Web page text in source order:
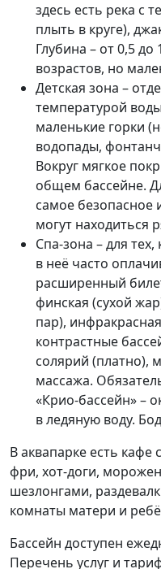
здесь есть река с
плыть в круге),
Глубина – от 0,5
возрастов, но
Детская зона –
температурой
маленькие горки
водопады,
Вокруг мягкое
общем бассейне.
самое безопасное
могут находиться
Спа-зона – для
в неё часто
расширенный
финская (сухой
пар),
контрастные
солярий (платно),
массажа.
«Крио-бассейн» –
в ледяную воду.
В аквапарке есть
фри, хот-доги,
шезлонгами,
комнаты матери и
Бассейн доступен
Перечень услуг и